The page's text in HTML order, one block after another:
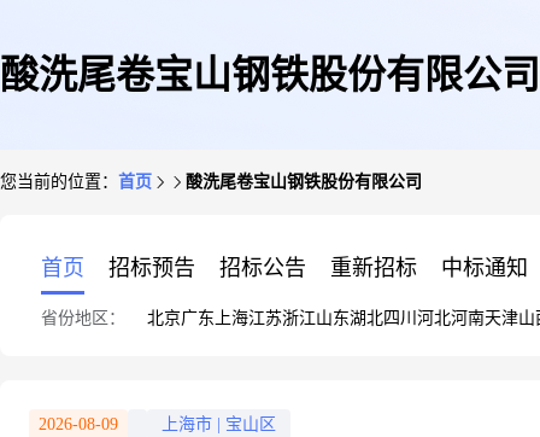
酸洗尾卷宝山钢铁股份有限公司
您当前的位置： 首页 酸洗尾卷宝山钢铁股份有限公司
首页 招标预告 招标公告 重新招标 中标通知
省份地区： 北京广东 上海江苏浙江山东湖北四川 河北河南天津山
2026-08-09 上海市 宝山区